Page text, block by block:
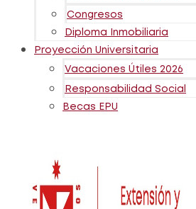
Congresos
Diploma Inmobiliaria
Proyección Universitaria
Vacaciones Útiles 2026
Responsabilidad Social
Becas EPU